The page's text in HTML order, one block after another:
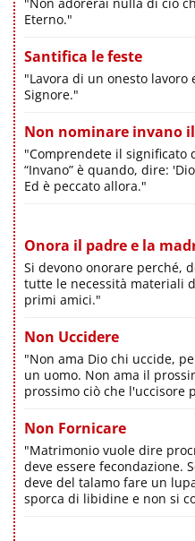
Eterno."
Santifica le feste
"Lavora di un onesto
Signore."
Non nominare invano
"Comprendete il significato
“Invano” è quando, dire:
Ed è peccato allora."
Onora il padre e la
Si devono onorare perché,
tutte le necessità materiali
primi amici."
Non Uccidere
"Non ama Dio chi uccide,
un uomo. Non ama il
prossimo ciò che l'uccisore
Non Fornicare
"Matrimonio vuole dire
deve essere fecondazione.
deve del talamo fare un
sporca di libidine e non si